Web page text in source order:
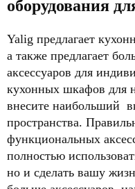
оборудования
Yalig предлагает
а также предлагает
аксессуаров для
кухонных шкафов для
внесите наибольший
пространства.
функциональных
полностью
но и сделать вашу